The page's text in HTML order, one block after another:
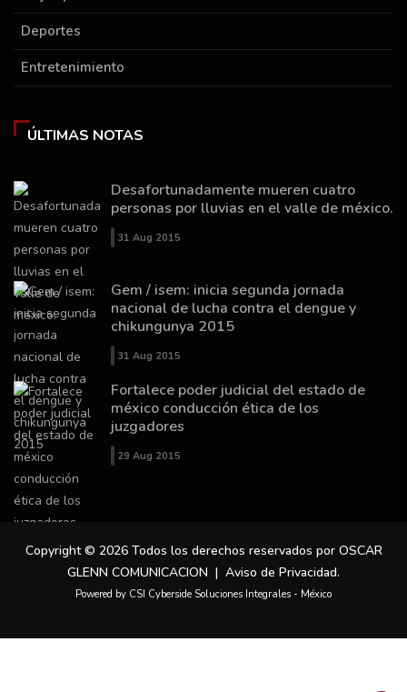
Deportes
Entretenimiento
ÚLTIMAS NOTAS
Desafortunadamente mueren cuatro
personas por lluvias en el valle de méxico.
31 Aug 2015
Gem / isem: inicia segunda jornada
nacional de lucha contra el dengue y
chikungunya 2015
31 Aug 2015
Fortalece poder judicial del estado de
méxico conducción ética de los
juzgadores
29 Aug 2015
Copyright © 2026 Todos los derechos reservados por OSCAR
GLENN COMUNICACION | Aviso de Privacidad.
Powered by CSI Cyberside Soluciones Integrales - México